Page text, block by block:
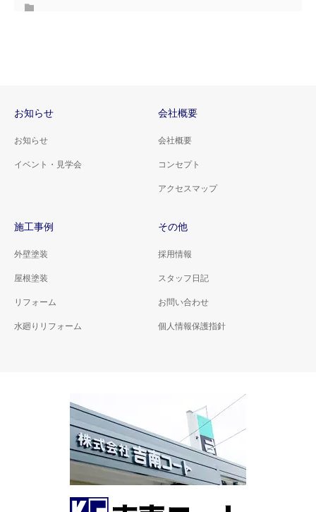
お知らせ
お知らせ
イベント・見学会
会社概要
会社概要
コンセプト
アクセスマップ
施工事例
外壁塗装
屋根塗装
リフォーム
水廻りリフォーム
その他
採用情報
スタッフ日記
お問い合わせ
個人情報保護指針